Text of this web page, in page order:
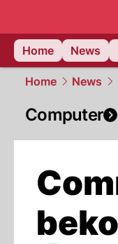
Home
News
Home News
Computer